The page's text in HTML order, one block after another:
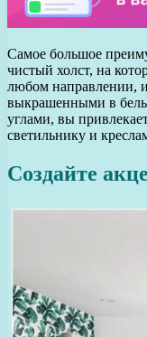
Самое большое
чистый холст, на
любом направлении,
выкрашенными в
углами, вы
светильнику и
Создайте